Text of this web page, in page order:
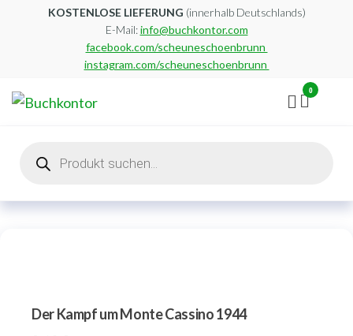
KOSTENLOSE LIEFERUNG (innerhalb Deutschlands)
E-Mail:info@buchkontor.com
facebook.com/scheuneschoenbrunn
instagram.com/scheuneschoenbrunn
0
search
Der Kampf um Monte Cassino 1944